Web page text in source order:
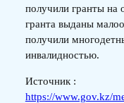
получили гранты
гранта выданы
получили
инвалидностью.
Источник :
https://www.gov.kz/